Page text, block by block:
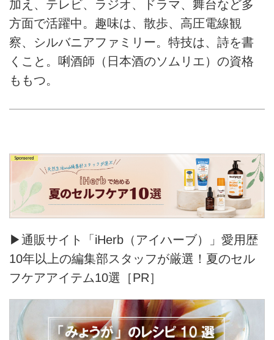
加え、テレビ、ラジオ、ドラマ、舞台など多
方面で活躍中。趣味は、散歩、高圧電線観
察、シルバニアファミリー。特技は、詩を書
くこと。唎酒師（日本酒のソムリエ）の資格
ももつ。
▶通販サイト「iHerb（アイハーブ）」愛用歴
10年以上の編集部スタッフが厳選！夏のセル
フケアアイテム10選［PR］